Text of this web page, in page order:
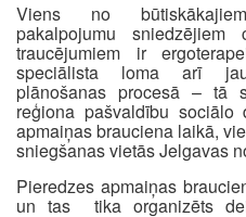
Viens no
pakalpojumu sniedzējiem
traucējumiem ir
speciālista loma arī
plānošanas procesā – tā
reģiona pašvaldību sociālo
apmaiņas brauciena laikā,
sniegšanas vietās Jelgavas
Pieredzes apmaiņas
un tas tika organizēts